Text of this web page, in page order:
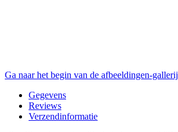
Ga naar het begin van de afbeeldingen-gallerij
Gegevens
Reviews
Verzendinformatie